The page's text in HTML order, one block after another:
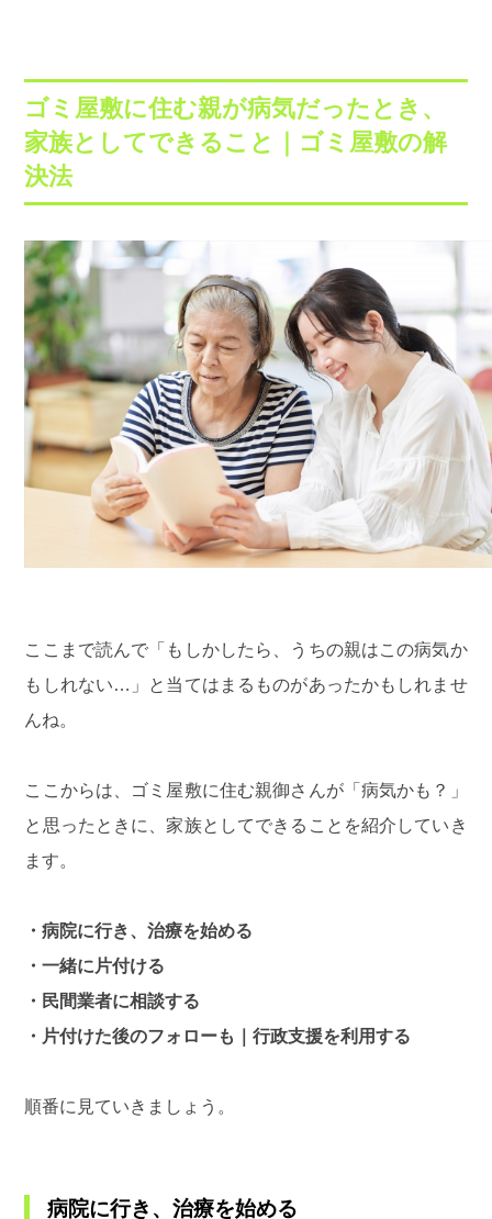
ゴミ屋敷に住む親が病気だったとき、
家族としてできること｜ゴミ屋敷の解
決法
ここまで読んで「もしかしたら、うちの親はこの病気か
もしれない…」と当てはまるものがあったかもしれませ
んね。
ここからは、ゴミ屋敷に住む親御さんが「病気かも？」
と思ったときに、家族としてできることを紹介していき
ます。
・病院に行き、治療を始める
・一緒に片付ける
・民間業者に相談する
・片付けた後のフォローも｜行政支援を利用する
順番に見ていきましょう。
病院に行き、治療を始める